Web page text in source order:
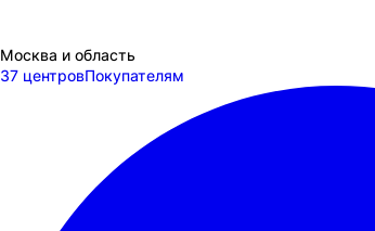
Москва и область
37 центровПокупателям